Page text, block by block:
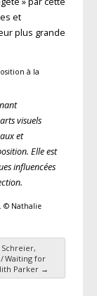
et
plus grande
à la
visuels
et
Elle est
influencées
© Nathalie
Waiting for
Parker →